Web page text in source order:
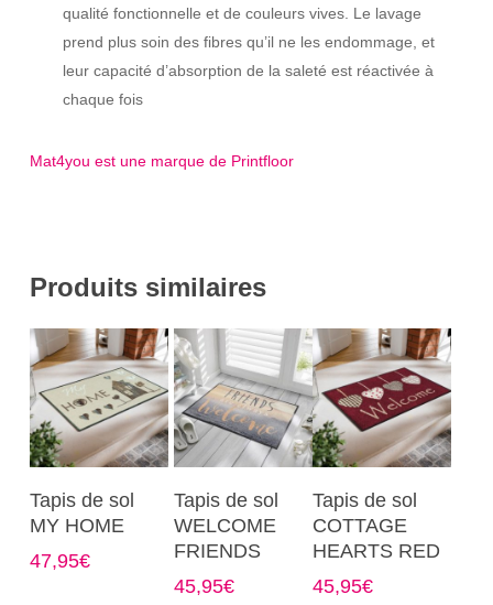
qualité fonctionnelle et de couleurs vives. Le lavage
prend plus soin des fibres qu’il ne les endommage, et
leur capacité d’absorption de la saleté est réactivée à
chaque fois
Mat4you est une marque de Printfloor
Produits similaires
Choix Des
Options
produit
a
plusieurs
Tapis de sol
MY HOME
47,95€
Choix Des
Options
produit
a
variations.
Tapis de sol
WELCOME
FRIENDS
45,95€
Choix Des
Options
produit
a
variations.
Tapis de sol
COTTAGE
HEARTS RED
45,95€